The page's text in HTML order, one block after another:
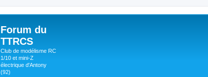
Forum du
TTRCS
Club de modélisme RC
1/10 et mini-Z
électrique d'Antony
(92)